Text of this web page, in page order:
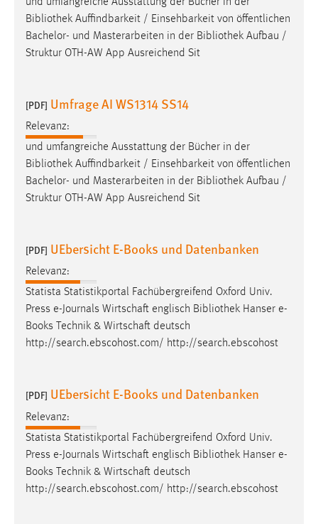
Bibliothek Auffindbarkeit / Einsehbarkeit von öffentlichen
Bachelor- und Masterarbeiten in der Bibliothek Aufbau /
Struktur OTH-AW App Ausreichend Sit
[PDF] Umfrage AI WS1314 SS14
Relevanz:
und umfangreiche Ausstattung der Bücher in der
Bibliothek Auffindbarkeit / Einsehbarkeit von öffentlichen
Bachelor- und Masterarbeiten in der Bibliothek Aufbau /
Struktur OTH-AW App Ausreichend Sit
[PDF] UEbersicht E-Books und Datenbanken
Relevanz:
Statista Statistikportal Fachübergreifend Oxford Univ.
Press e-Journals Wirtschaft englisch Bibliothek Hanser e-
Books Technik & Wirtschaft deutsch
http://search.ebscohost.com/ http://search.ebscohost
[PDF] UEbersicht E-Books und Datenbanken
Relevanz:
Statista Statistikportal Fachübergreifend Oxford Univ.
Press e-Journals Wirtschaft englisch Bibliothek Hanser e-
Books Technik & Wirtschaft deutsch
http://search.ebscohost.com/ http://search.ebscohost